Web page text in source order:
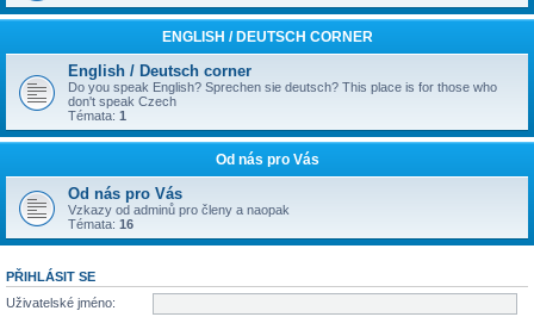
ENGLISH / DEUTSCH CORNER
English / Deutsch corner
Do you speak English? Sprechen sie deutsch? This place is for those who
don't speak Czech
Témata: 1
Od nás pro Vás
Od nás pro Vás
Vzkazy od adminů pro členy a naopak
Témata: 16
PŘIHLÁSIT SE
Uživatelské jméno: